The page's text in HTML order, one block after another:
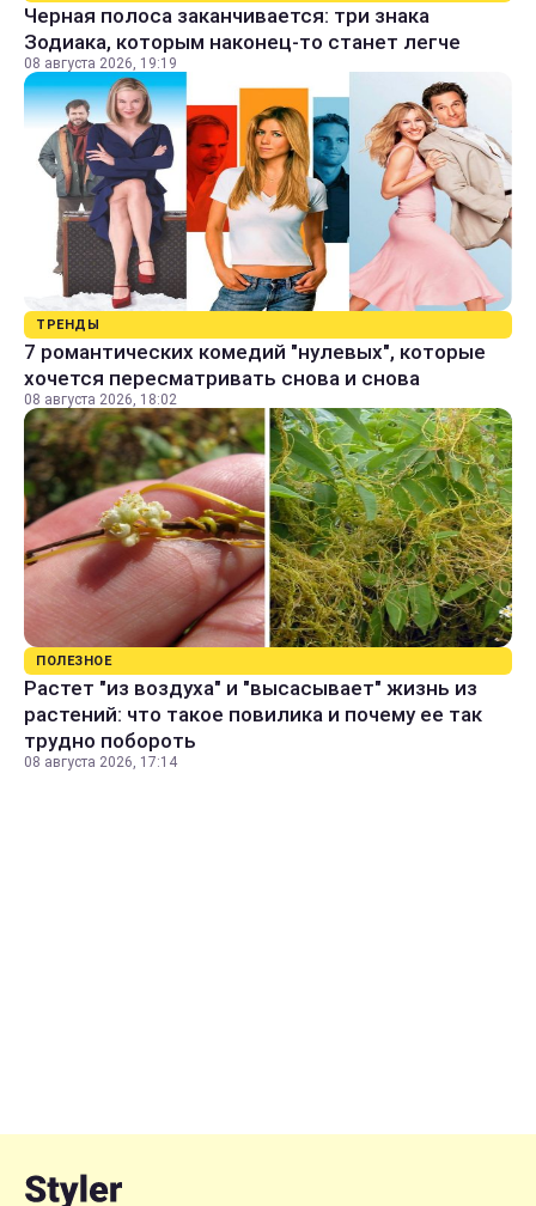
Черная полоса заканчивается: три знака
Зодиака, которым наконец-то станет легче
08 августа 2026, 19:19
ТРЕНДЫ
7 романтических комедий "нулевых", которые
хочется пересматривать снова и снова
08 августа 2026, 18:02
ПОЛЕЗНОЕ
Растет "из воздуха" и "высасывает" жизнь из
растений: что такое повилика и почему ее так
трудно побороть
08 августа 2026, 17:14